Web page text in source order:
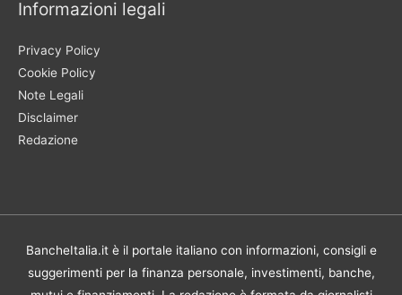
Informazioni legali
Privacy Policy
Cookie Policy
Note Legali
Disclaimer
Redazione
BancheItalia.it è il portale italiano con informazioni, consigli e
suggerimenti per la finanza personale, investimenti, banche,